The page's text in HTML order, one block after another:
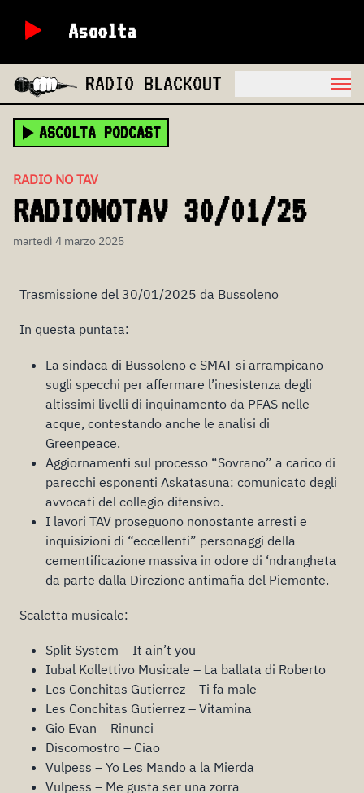
Ascolta
RADIO BLACKOUT
ASCOLTA PODCAST
RADIO NO TAV
RADIONOTAV 30/01/25
martedì 4 marzo 2025
Trasmissione del 30/01/2025 da Bussoleno
In questa puntata:
La sindaca di Bussoleno e SMAT si arrampicano
sugli specchi per affermare l’inesistenza degli
altissimi livelli di inquinamento da PFAS nelle
acque, contestando anche le analisi di
Greenpeace.
Aggiornamenti sul processo “Sovrano” a carico di
parecchi esponenti Askatasuna: comunicato degli
avvocati del collegio difensivo.
I lavori TAV proseguono nonostante arresti e
inquisizioni di “eccellenti” personaggi della
cementificazione massiva in odore di ‘ndrangheta
da parte dalla Direzione antimafia del Piemonte.
Scaletta musicale:
Split System – It ain’t you
Iubal Kollettivo Musicale – La ballata di Roberto
Les Conchitas Gutierrez – Ti fa male
Les Conchitas Gutierrez – Vitamina
Gio Evan – Rinunci
Discomostro – Ciao
Vulpess – Yo Les Mando a la Mierda
Vulpess – Me gusta ser una zorra